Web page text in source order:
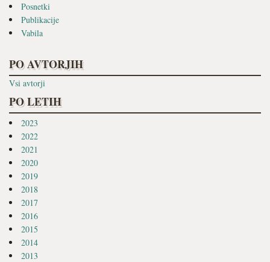
Posnetki
Publikacije
Vabila
PO AVTORJIH
Vsi avtorji
PO LETIH
2023
2022
2021
2020
2019
2018
2017
2016
2015
2014
2013